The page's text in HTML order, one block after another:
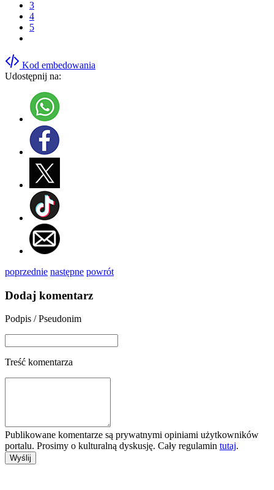
3
4
5
Kod embedowania
Udostępnij na:
poprzednie następne powrót
Dodaj komentarz
Podpis / Pseudonim
Treść komentarza
Publikowane komentarze są prywatnymi opiniami użytkowników
portalu. Prosimy o kulturalną dyskusję. Cały regulamin tutaj.